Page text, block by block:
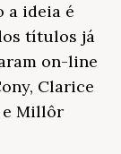
a ideia é
títulos já
on-line
Clarice
e Millôr